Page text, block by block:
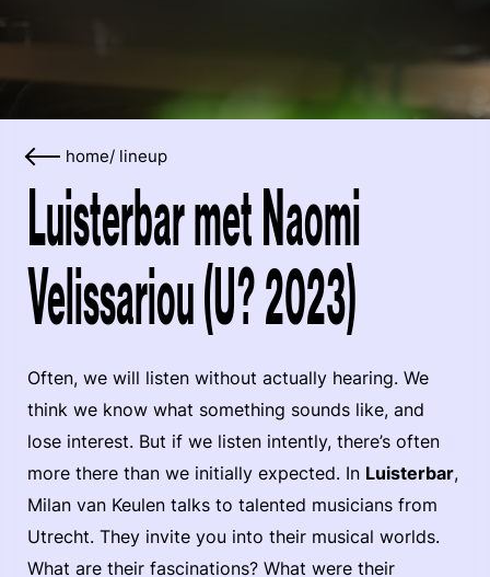
home/ lineup
Luisterbar met Naomi
Velissariou (U? 2023)
Often, we will listen without actually hearing. We
think we know what something sounds like, and
lose interest. But if we listen intently, there’s often
more there than we initially expected. In Luisterbar,
Milan van Keulen talks to talented musicians from
Utrecht. They invite you into their musical worlds.
What are their fascinations? What were their